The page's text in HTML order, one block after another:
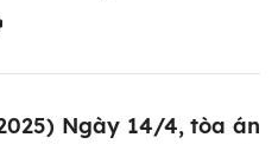
Ngày 14/4, tòa án